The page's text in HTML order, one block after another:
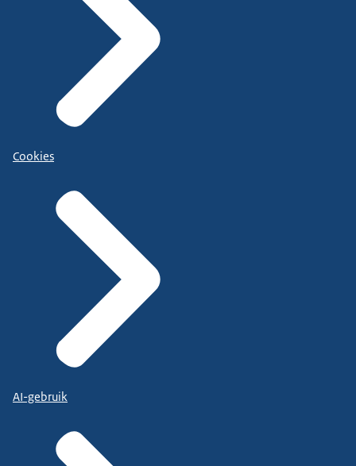
Cookies
AI-gebruik